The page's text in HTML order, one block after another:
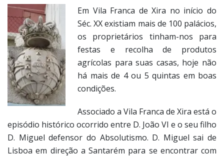
Em Vila Franca de Xira no início do
Séc. XX existiam mais de 100 palácios,
os proprietários tinham-nos para
festas e recolha de produtos
agrícolas para suas casas, hoje não
há mais de 4 ou 5 quintas em boas
condições.
Associado a Vila Franca de Xira está o
episódio histórico ocorrido entre D. João VI e o seu filho
D. Miguel defensor do Absolutismo. D. Miguel sai de
Lisboa em direção a Santarém para se encontrar com